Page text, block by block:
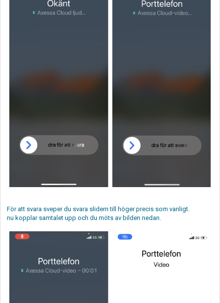
För att svara sveper du svara slidern till höger precis som vanligt.
nu kopplar samtalet upp och du möts av bilden nedan.